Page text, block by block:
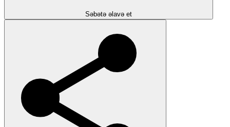
Səbətə əlavə et